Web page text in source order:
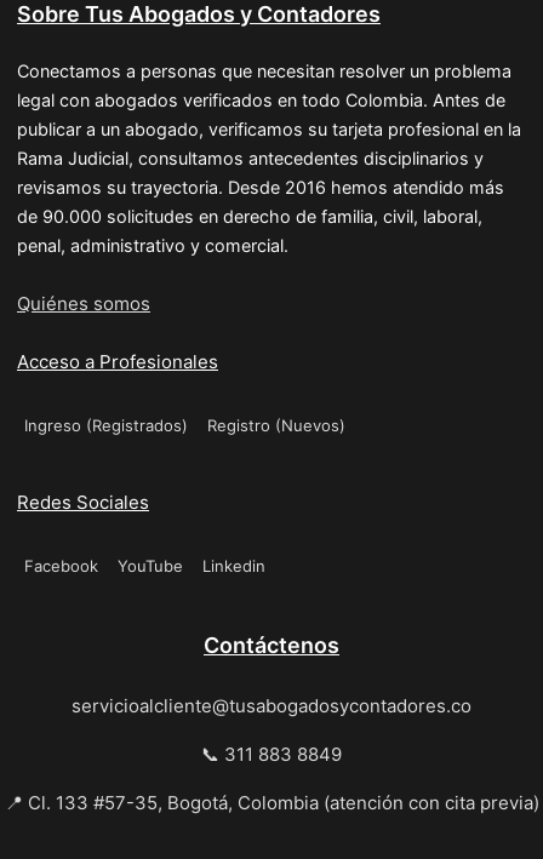
Sobre Tus Abogados y Contadores
Conectamos a personas que necesitan resolver un problema
legal con abogados verificados en todo Colombia. Antes de
publicar a un abogado, verificamos su tarjeta profesional en la
Rama Judicial, consultamos antecedentes disciplinarios y
revisamos su trayectoria. Desde 2016 hemos atendido más
de 90.000 solicitudes en derecho de familia, civil, laboral,
penal, administrativo y comercial.
Quiénes somos
Acceso a Profesionales
Ingreso (Registrados) Registro (Nuevos)
Redes Sociales
Facebook YouTube Linkedin
Contáctenos
servicioalcliente@tusabogadosycontadores.co
📞 311 883 8849
📍 Cl. 133 #57-35, Bogotá, Colombia (atención con cita previa)